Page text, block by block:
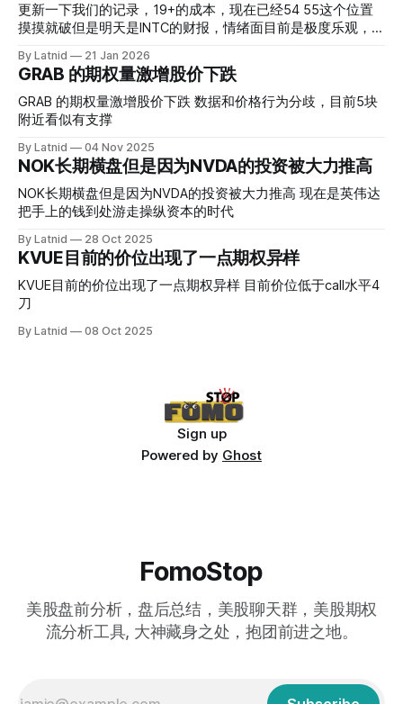
更新一下我们的记录，19+的成本，现在已经54 55这个位置
摸摸就破但是明天是INTC的财报，情绪面目前是极度乐观，反
是突破前的支撑CC感觉可以做，放远些, 因为18A的经验还未
真正得到普遍大众的关注，当然财报可以继续出新消息顶一下
压力位置。 数据在70驻扎 整体呈现 47 – 60 短期位置
By Latnid 21 Jan 2026
GRAB 的期权量激增股价下跌
GRAB 的期权量激增股价下跌 数据和价格行为分歧，目前5块
附近看似有支撑
By Latnid 04 Nov 2025
NOK长期横盘但是因为NVDA的投资被大力推高
NOK长期横盘但是因为NVDA的投资被大力推高 现在是英伟达
把手上的钱到处游走操纵资本的时代
By Latnid 28 Oct 2025
KVUE目前的价位出现了一点期权异样
KVUE目前的价位出现了一点期权异样 目前价位低于call水平4
刀
By Latnid 08 Oct 2025
Sign up
Powered by Ghost
FomoStop
美股盘前分析，盘后总结，美股聊天群，美股期权
流分析工具, 大神藏身之处，抱团前进之地。